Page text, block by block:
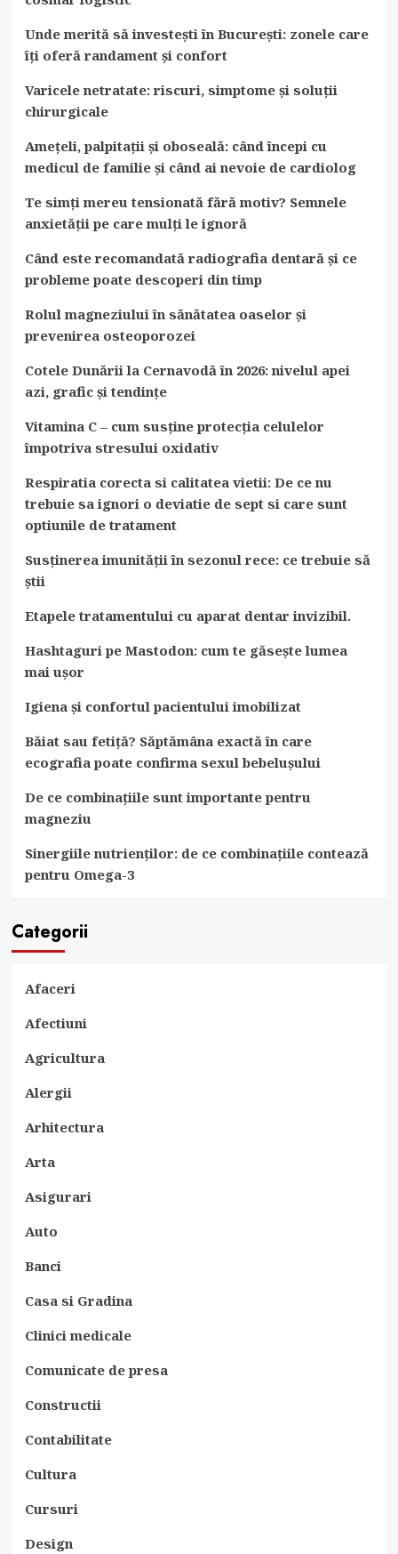
Unde merită să investești în București: zonele care
îți oferă randament și confort
Varicele netratate: riscuri, simptome și soluții
chirurgicale
Amețeli, palpitații și oboseală: când începi cu
medicul de familie și când ai nevoie de cardiolog
Te simți mereu tensionată fără motiv? Semnele
anxietății pe care mulți le ignoră
Când este recomandată radiografia dentară și ce
probleme poate descoperi din timp
Rolul magneziului în sănătatea oaselor și
prevenirea osteoporozei
Cotele Dunării la Cernavodă în 2026: nivelul apei
azi, grafic și tendințe
Vitamina C – cum susține protecția celulelor
împotriva stresului oxidativ
Respiratia corecta si calitatea vietii: De ce nu
trebuie sa ignori o deviatie de sept si care sunt
optiunile de tratament
Susținerea imunității în sezonul rece: ce trebuie să
știi
Etapele tratamentului cu aparat dentar invizibil.
Hashtaguri pe Mastodon: cum te găsește lumea
mai ușor
Igiena și confortul pacientului imobilizat
Băiat sau fetiță? Săptămâna exactă în care
ecografia poate confirma sexul bebelușului
De ce combinațiile sunt importante pentru
magneziu
Sinergiile nutrienților: de ce combinațiile contează
pentru Omega-3
Categorii
Afaceri
Afectiuni
Agricultura
Alergii
Arhitectura
Arta
Asigurari
Auto
Banci
Casa si Gradina
Clinici medicale
Comunicate de presa
Constructii
Contabilitate
Cultura
Cursuri
Design